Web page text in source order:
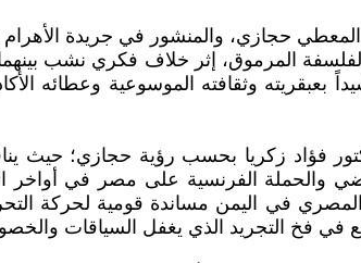
الفلسفة المرموق، إثر خلاف فكري نشب
وثقافته الموسوعية وعطائه
فؤاد زكريا بحسب رؤية حجازي؛
والحملة الفرنسية على مصر في
في اليمن مساندة قومية لحركة
في فخ التجريد الذي يغفل السياقات